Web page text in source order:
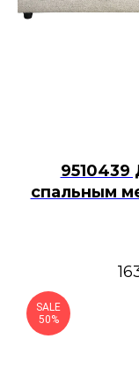
9510439
спальным
SALE
50%